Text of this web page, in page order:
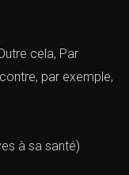
cela, Par
par exemple,
à sa santé)